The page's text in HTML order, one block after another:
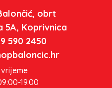
obrt
5A, Koprivnica
590 2450
19.00